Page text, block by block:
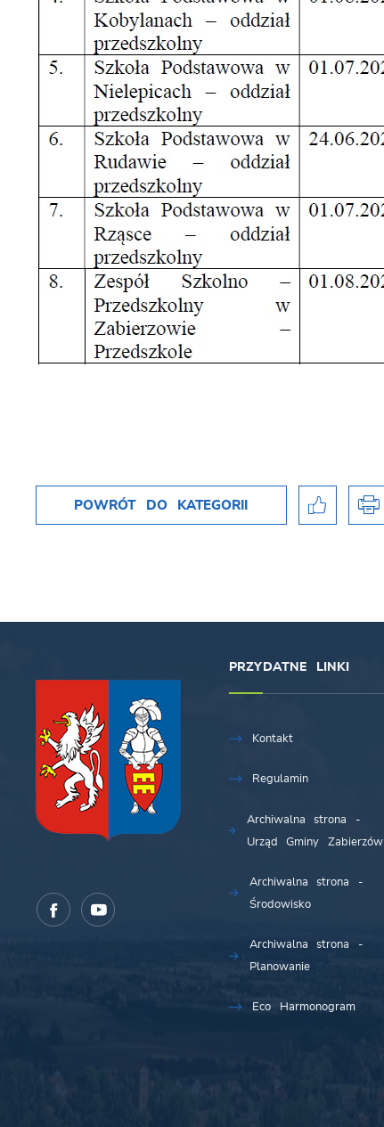
POWRÓT DO KATEGORII
PRZYDATNE LINKI
Kontakt
Regulamin
Archiwalna strona -
Urząd Gminy Zabierzów
Archiwalna strona -
Środowisko
Archiwalna strona -
Planowanie
Eco Harmonogram